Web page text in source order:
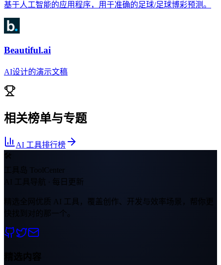
基于人工智能的应用程序，用于准确的足球/足球博彩预测。
Beautiful.ai
AI设计的演示文稿
相关榜单与专题
AI 工具排行榜
🛠
工具岛 ToolCenter
AI 工具导航 · 每日更新
精选全网优质 AI 工具，覆盖创作、开发与效率场景，帮你更
快找到对的那一个。
精选内容